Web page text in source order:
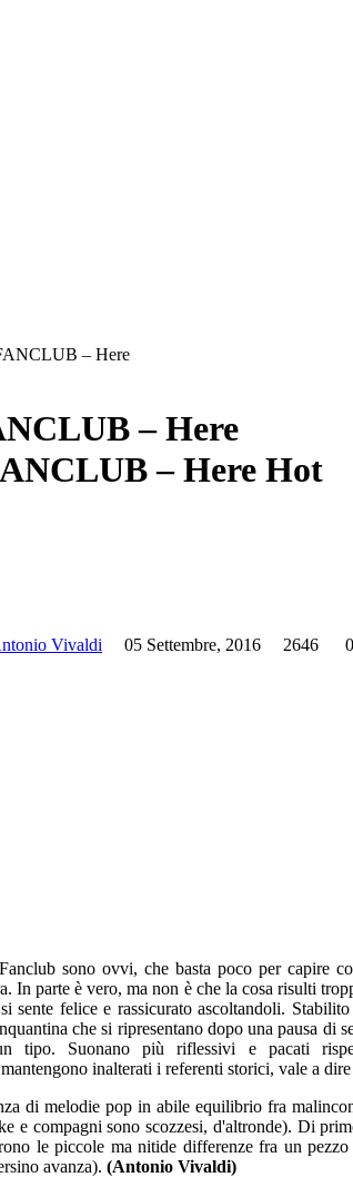
– Here
– Here
Hot
Vivaldi 05 Settembre, 2016 2646 0
sono ovvi, che basta poco per capire
In parte è vero, ma non è che la cosa risulti
sente felice e rassicurato ascoltandoli.
che si ripresentano dopo una pausa di
tipo. Suonano più riflessivi e pacati
inalterati i referenti storici, vale a
di melodie pop in abile equilibrio fra
e compagni sono scozzesi, d'altronde). Di
le piccole ma nitide differenze fra un
avanza). (Antonio Vivaldi)